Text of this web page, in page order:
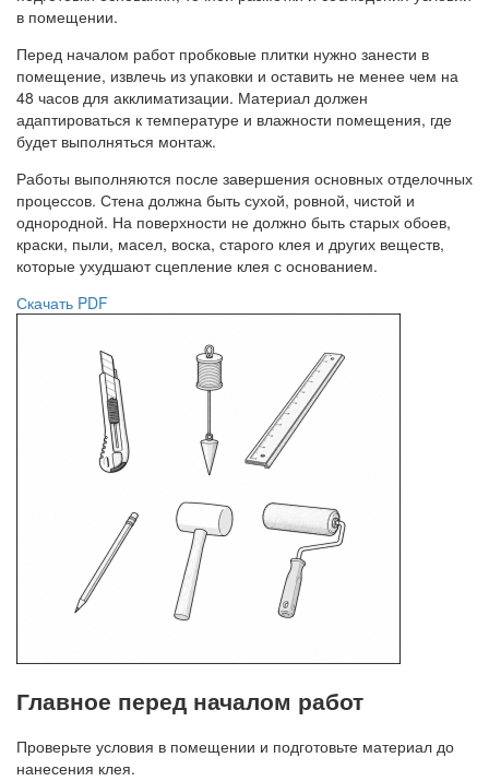
в помещении.
Перед началом работ пробковые плитки нужно занести в
помещение, извлечь из упаковки и оставить не менее чем на
48 часов для акклиматизации. Материал должен
адаптироваться к температуре и влажности помещения, где
будет выполняться монтаж.
Работы выполняются после завершения основных отделочных
процессов. Стена должна быть сухой, ровной, чистой и
однородной. На поверхности не должно быть старых обоев,
краски, пыли, масел, воска, старого клея и других веществ,
которые ухудшают сцепление клея с основанием.
Скачать PDF
Главное перед началом работ
Проверьте условия в помещении и подготовьте материал до
нанесения клея.